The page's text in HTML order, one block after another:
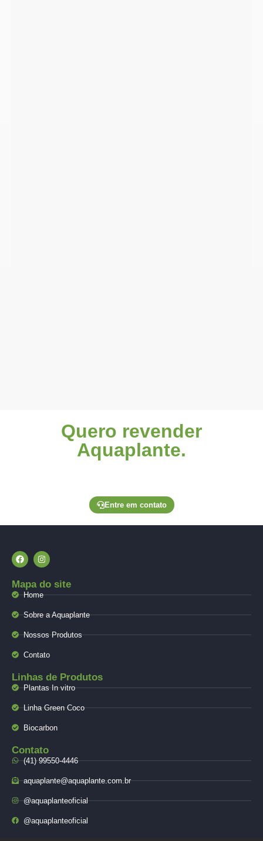
Quero revender
Aquaplante.
Entre em contato
Mapa do site
Home
Sobre a Aquaplante
Nossos Produtos
Contato
Linhas de Produtos
Plantas In vitro
Linha Green Coco
Biocarbon
Contato
(41) 99550-4446
aquaplante@aquaplante.com.br
@aquaplanteoficial
@aquaplanteoficial